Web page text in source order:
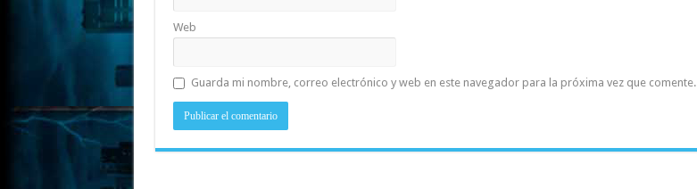
Web
Guarda mi nombre, correo electrónico y web en este navegador para la próxima vez que comente.